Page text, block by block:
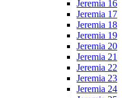
Jeremia 16
Jeremia 17
Jeremia 18
Jeremia 19
Jeremia 20
Jeremia 21
Jeremia 22
Jeremia 23
Jeremia 24